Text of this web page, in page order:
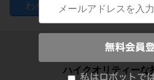
39
子どもの勉強から大人
ハイクオリティーな